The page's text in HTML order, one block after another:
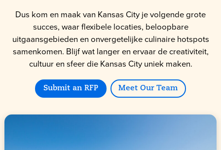
Dus kom en maak van Kansas City je volgende grote
succes, waar flexibele locaties, beloopbare
uitgaansgebieden en onvergetelijke culinaire hotspots
samenkomen. Blijf wat langer en ervaar de creativiteit,
cultuur en sfeer die Kansas City uniek maken.
Submit an RFP Meet Our Team